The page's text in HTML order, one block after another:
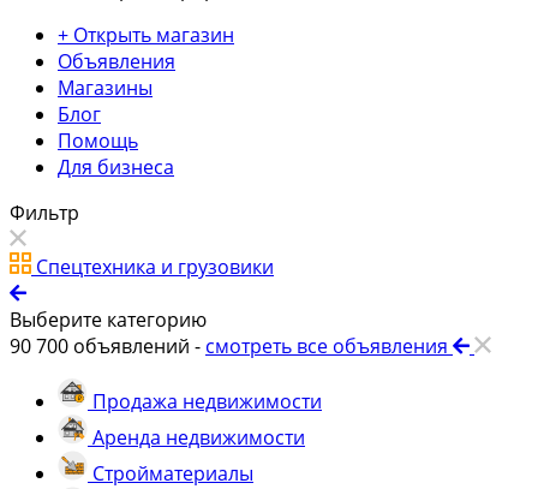
+ Открыть магазин
Объявления
Магазины
Блог
Помощь
Для бизнеса
Фильтр
Спецтехника и грузовики
Выберите категорию
90 700 объявлений - смотреть все объявления
Продажа недвижимости
Аренда недвижимости
Стройматериалы